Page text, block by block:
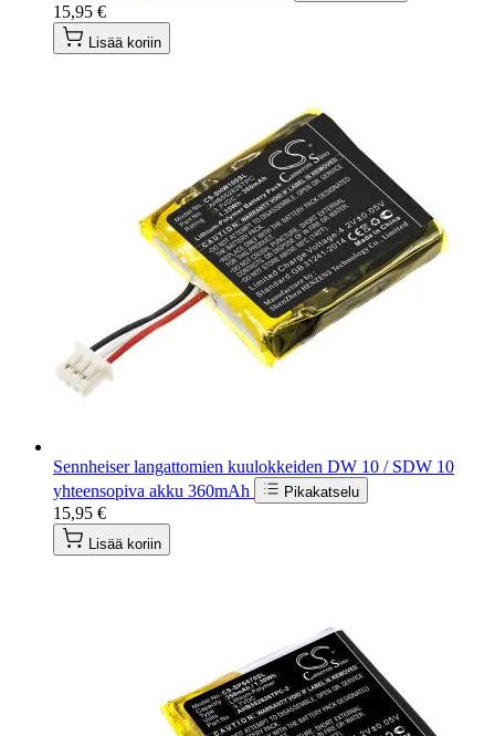
15,95 €
Lisää koriin
Sennheiser langattomien kuulokkeiden DW 10 / SDW 10
yhteensopiva akku 360mAh
Pikakatselu
15,95 €
Lisää koriin